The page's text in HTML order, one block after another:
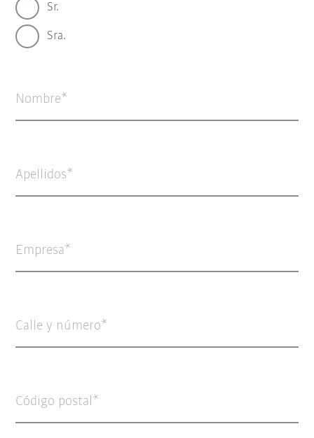
Sr.
Sra.
Nombre
Apellidos
Empresa
Calle y número
Código postal